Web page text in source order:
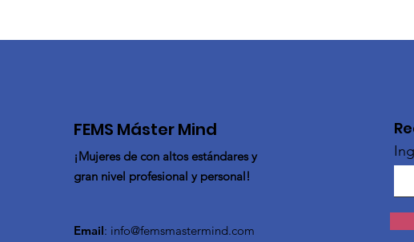
FEMS Máster Mind
¡Mujeres de con altos estándares y
gran nivel profesional y personal!
Email: info@femsmastermind.com